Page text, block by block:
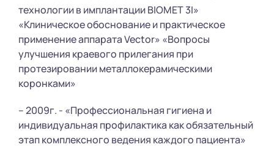
технологии в имплантации BIOMET 3I»
«Клиническое обоснование и практическое
применение аппарата Vector» «Вопросы
улучшения краевого прилегания при
протезировании металлокерамическими
коронками»
– 2009г. - «Профессиональная гигиена и
индивидуальная профилактика как обязательный
этап комплексного ведения каждого пациента»